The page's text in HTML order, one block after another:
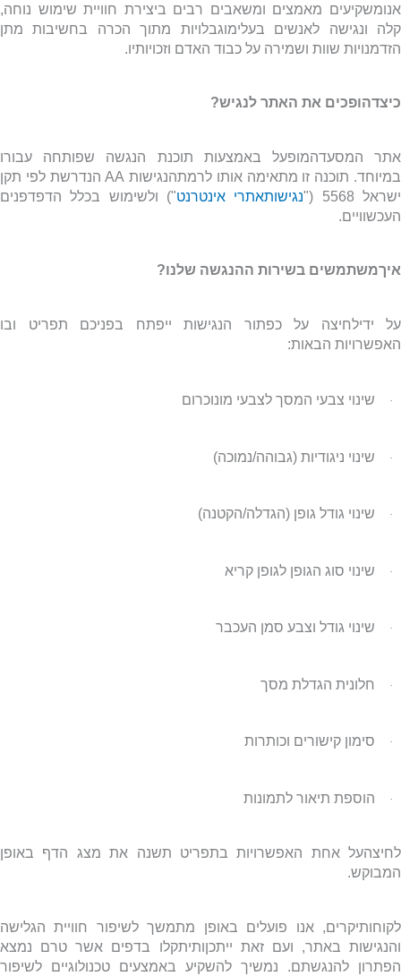
אנומשקיעים מאמצים ומשאבים רבים ביצירת חוויית שימוש נוחה,
קלה ונגישה לאנשים בעלימוגבלויות מתוך הכרה בחשיבות מתן
הזדמנויות שוות ושמירה על כבוד האדם וזכויותיו.
כיצדהופכים את האתר לנגיש?
אתר המסעדהמופעל באמצעות תוכנת הנגשה שפותחה עבורו
במיוחד. תוכנה זו מתאימה אותו לרמתהנגישות AAהנדרשת לפי תקן
ישראל 5568 ("
נגישותאתרי אינטרנט") ולשימוש בכלל הדפדפנים
העכשוויים.
איךמשתמשים בשירות ההנגשה שלנו?
על ידילחיצה על כפתור הנגישות ייפתח בפניכם תפריט ובו
האפשרויות הבאות:
· שינוי צבעי המסך לצבעי מונוכרום
· שינוי ניגודיות (גבוהה/נמוכה)
· שינוי גודל גופן (הגדלה/הקטנה)
· שינוי סוג הגופן לגופן קריא
· שינוי גודל וצבע סמן העכבר
· חלונית הגדלת מסך
· סימון קישורים וכותרות
· הוספת תיאור לתמונות
לחיצהעל אחת האפשרויות בתפריט תשנה את מצג הדף באופן
המבוקש.
לקוחותיקרים, אנו פועלים באופן מתמשך לשיפור חוויית הגלישה
והנגישות באתר, ועם זאת ייתכןותיתקלו בדפים אשר טרם נמצא
הפתרון להנגשתם. נמשיך להשקיע באמצעים טכנולוגיים לשיפור